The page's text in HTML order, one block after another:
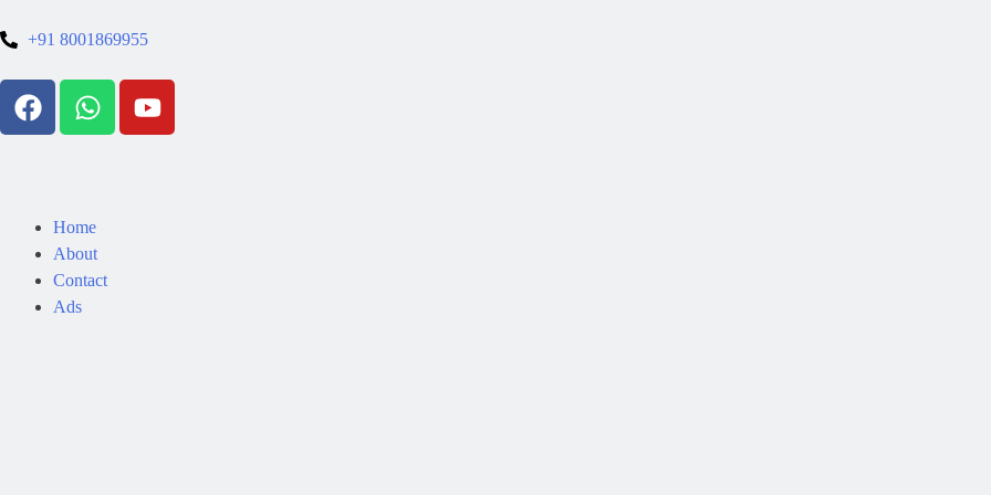
+91 8001869955
Home
About
Contact
Ads